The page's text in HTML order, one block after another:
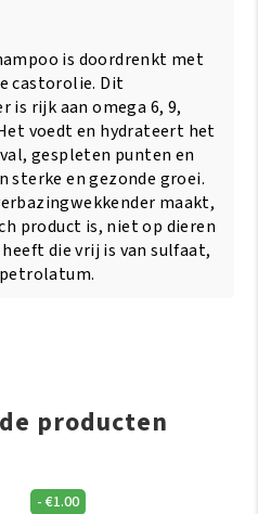
is doordrenkt met
castorolie. Dit
is rijk aan omega 6, 9,
voedt en hydrateert het
gespleten punten en
sterke en gezonde groei.
maakt,
product is, niet op dieren
die vrij is van sulfaat,
producten
-€1.00